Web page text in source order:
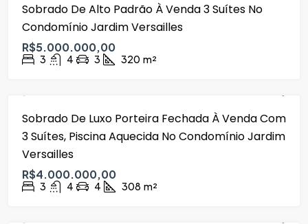
VENDA
Sobrado De Alto Padrão À Venda 3 Suítes No
Condomínio Jardim Versailles
R$5.000.000,00
3 4 3 320 m²
VENDA
Sobrado De Luxo Porteira Fechada À Venda Com
3 Suítes, Piscina Aquecida No Condomínio Jardim
Versailles
R$4.000.000,00
3 4 4 308 m²